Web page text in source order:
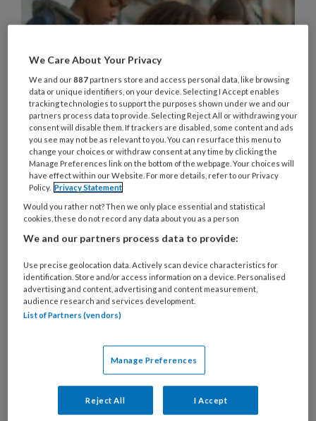
Sociaal (jongeren)werkers en
sociale media ‘Onlife’ present zijn
Sociaal werkers die hun vak verstaan zijn zoveel
mogelijk toegankelijk en present. Maar de online
omnipresent: die is overal. Wat betekent dit voor
de positie van de sociaal (jongeren)werker? En
hoe verandert dit onze kijk op preventie,
We Care About Your Privacy
We and our887 partners store and access personal data, like browsing
data or unique identifiers, on your device. Selecting I Accept enables
tracking technologies to support the purposes shown under we and our
partners process data to provide. Selecting Reject All or withdrawing your
consent will disable them. If trackers are disabled, some content and ads
you see may not be as relevant to you. You can resurface this menu to
change your choices or withdraw consent at any time by clicking the
Manage Preferences link on the bottom of the webpage. Your choices will
have effect within our Website. For more details, refer to our Privacy
Policy. Privacy Statement
Would you rather not? Then we only place essential and statistical
cookies, these do not record any data about you as a person
We and our partners process data to provide:
Use precise geolocation data. Actively scan device characteristics for
identification. Store and/or access information on a device. Personalised
advertising and content, advertising and content measurement,
audience research and services development.
List of Partners (vendors)
Manage Preferences
Reject All I Accept